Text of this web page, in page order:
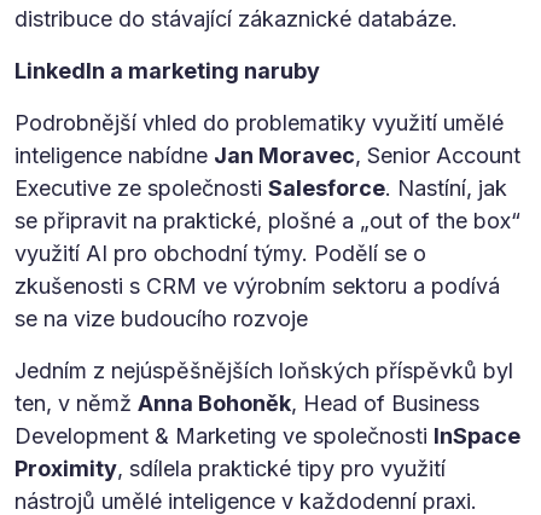
distribuce do stávající zákaznické databáze.
LinkedIn a marketing naruby
Podrobnější vhled do problematiky využití umělé
inteligence nabídne Jan Moravec, Senior Account
Executive ze společnosti Salesforce. Nastíní, jak
se připravit na praktické, plošné a „out of the box“
využití AI pro obchodní týmy. Podělí se o
zkušenosti s CRM ve výrobním sektoru a podívá
se na vize budoucího rozvoje
Jedním z nejúspěšnějších loňských příspěvků byl
ten, v němž Anna Bohoněk, Head of Business
Development & Marketing ve společnosti InSpace
Proximity, sdílela praktické tipy pro využití
nástrojů umělé inteligence v každodenní praxi.